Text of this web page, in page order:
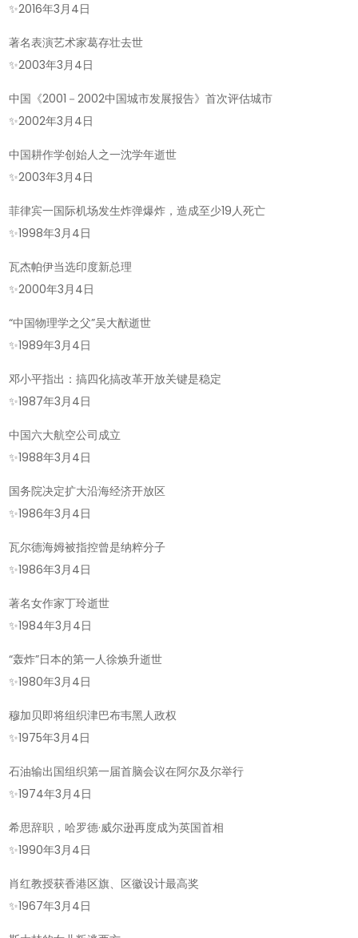
✨2016年3月4日
著名表演艺术家葛存壮去世
✨2003年3月4日
中国《2001－2002中国城市发展报告》首次评估城市
✨2002年3月4日
中国耕作学创始人之一沈学年逝世
✨2003年3月4日
菲律宾一国际机场发生炸弹爆炸，造成至少19人死亡
✨1998年3月4日
瓦杰帕伊当选印度新总理
✨2000年3月4日
“中国物理学之父”吴大猷逝世
✨1989年3月4日
邓小平指出：搞四化搞改革开放关键是稳定
✨1987年3月4日
中国六大航空公司成立
✨1988年3月4日
国务院决定扩大沿海经济开放区
✨1986年3月4日
瓦尔德海姆被指控曾是纳粹分子
✨1986年3月4日
著名女作家丁玲逝世
✨1984年3月4日
“轰炸”日本的第一人徐焕升逝世
✨1980年3月4日
穆加贝即将组织津巴布韦黑人政权
✨1975年3月4日
石油输出国组织第一届首脑会议在阿尔及尔举行
✨1974年3月4日
希思辞职，哈罗德·威尔逊再度成为英国首相
✨1990年3月4日
肖红教授获香港区旗、区徽设计最高奖
✨1967年3月4日